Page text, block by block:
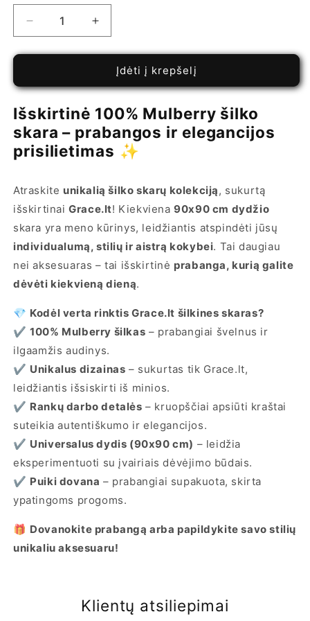
Sumažinti
Šilkinė
skarelė
cm
Padidinti
Šilkinė
skarelė
90x90
cm
Įdėti į krepšelį
Išskirtinė 100% Mulberry šilko
skara – prabangos ir elegancijos
prisilietimas ✨
Atraskite unikalią šilko skarų kolekciją, sukurtą
išskirtinaiGrace.lt! Kiekviena90x90 cm dydžio
skara yra meno kūrinys, leidžiantis atspindėti jūsų
individualumą, stilių ir aistrą kokybei. Tai daugiau
nei aksesuaras – tai išskirtinė prabanga, kurią galite
dėvėti kiekvieną dieną.
💎 Kodėl verta rinktis Grace.lt šilkines skaras?
✔100% Mulberry šilkas – prabangiai švelnus ir
ilgaamžis audinys.
✔ Unikalus dizainas – sukurtas tik Grace.lt,
leidžiantis išsiskirti iš minios.
✔ Rankų darbo detalės – kruopščiai apsiūti kraštai
suteikia autentiškumo ir elegancijos.
✔ Universalus dydis (90x90 cm) – leidžia
eksperimentuoti su įvairiais dėvėjimo būdais.
✔ Puiki dovana – prabangiai supakuota, skirta
ypatingoms progoms.
🎁 Dovanokite prabangą arba papildykite savo stilių
unikaliu aksesuaru!
Klientų atsiliepimai